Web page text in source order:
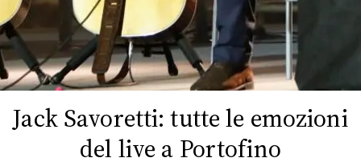
RMC
CONSIGLIA
Jack Savoretti: tutte le emozioni
del live a Portofino